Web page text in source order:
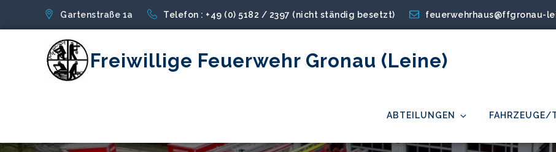
Gartenstraße 1a Telefon : +49 (0) 5182 / 2397 (nicht ständig besetzt) feuerwehrhaus@ffgronau-
Freiwillige Feuerwehr Gronau (Leine)
ABTEILUNGEN FAHRZEUGE/